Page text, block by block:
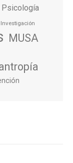
Psicología
Investigación
MUSA